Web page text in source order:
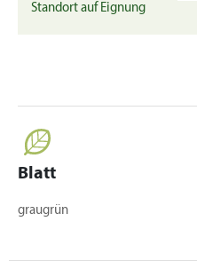
Standort auf Eignung
Blatt
graugrün